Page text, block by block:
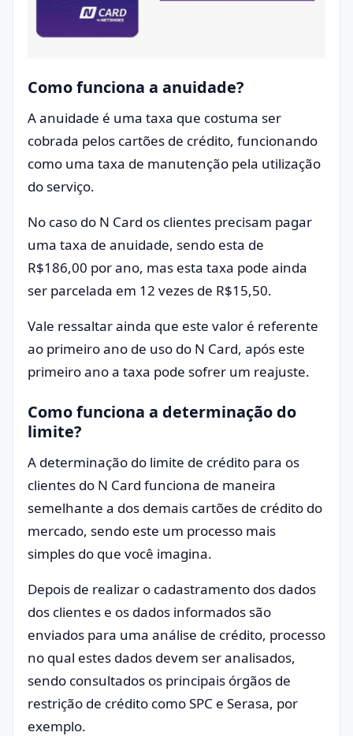
Como funciona a anuidade?
A anuidade é uma taxa que costuma ser
cobrada pelos cartões de crédito, funcionando
como uma taxa de manutenção pela utilização
do serviço.
No caso do N Card os clientes precisam pagar
uma taxa de anuidade, sendo esta de
R$186,00 por ano, mas esta taxa pode ainda
ser parcelada em 12 vezes de R$15,50.
Vale ressaltar ainda que este valor é referente
ao primeiro ano de uso do N Card, após este
primeiro ano a taxa pode sofrer um reajuste.
Como funciona a determinação do
limite?
A determinação do limite de crédito para os
clientes do N Card funciona de maneira
semelhante a dos demais cartões de crédito do
mercado, sendo este um processo mais
simples do que você imagina.
Depois de realizar o cadastramento dos dados
dos clientes e os dados informados são
enviados para uma análise de crédito, processo
no qual estes dados devem ser analisados,
sendo consultados os principais órgãos de
restrição de crédito como SPC e Serasa, por
exemplo.